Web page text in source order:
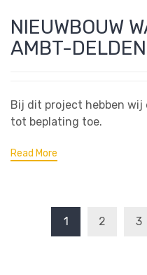
NIEUWBOUW
AMBT-DELDEN
Bij dit project hebben
tot beplating toe.
Read More
1 2 3